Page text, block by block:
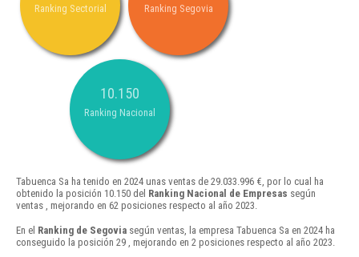
Ranking Sectorial Ranking Segovia
10.150
Ranking Nacional
Tabuenca Sa ha tenido en 2024 unas ventas de 29.033.996 €, por lo cual ha
obtenido la posición 10.150 del Ranking Nacional de Empresas según
ventas , mejorando en 62 posiciones respecto al año 2023.
En el Ranking de Segovia según ventas, la empresa Tabuenca Sa en 2024 ha
conseguido la posición 29 , mejorando en 2 posiciones respecto al año 2023.